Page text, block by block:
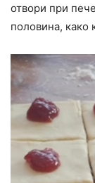
отвори при
половина, како